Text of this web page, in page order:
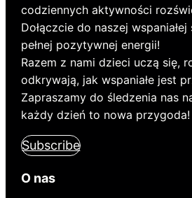
codziennych aktywności
Dołączcie do naszej wspaniałej
pełnej pozytywnej energii!
Razem z nami dzieci uczą się,
odkrywają, jak wspaniałe jest
Zapraszamy do śledzenia nas
każdy dzień to nowa przygoda!
Subscribe
O nas